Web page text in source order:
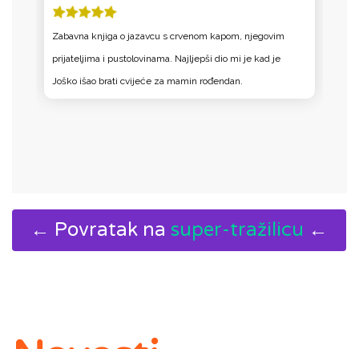
Zabavna knjiga o jazavcu s crvenom kapom, njegovim
prijateljima i pustolovinama. Najljepši dio mi je kad je
Joško išao brati cvijeće za mamin rođendan.
← Povratak na super-tražilicu ←